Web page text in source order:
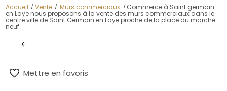
Accueil Vente Murs commerciaux Commerce à Saint germain
en Laye nous proposons à la vente des murs commerciaux dans le
centre ville de Saint Germain en Laye proche de la place du marché
neuf
Mettre en favoris